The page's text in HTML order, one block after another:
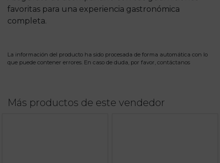
favoritas para una experiencia gastronómica
completa.
La información del producto ha sido procesada de forma automática con lo
que puede contener errores. En caso de duda, por favor, contáctanos
Más productos de este vendedor